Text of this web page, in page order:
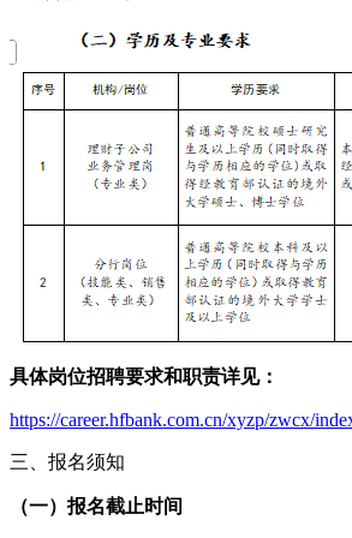
具体岗位招聘要求和职责详见：
https://career.hfbank.com.cn/xyzp/zwcx/
三、报名须知
（一）报名截止时间